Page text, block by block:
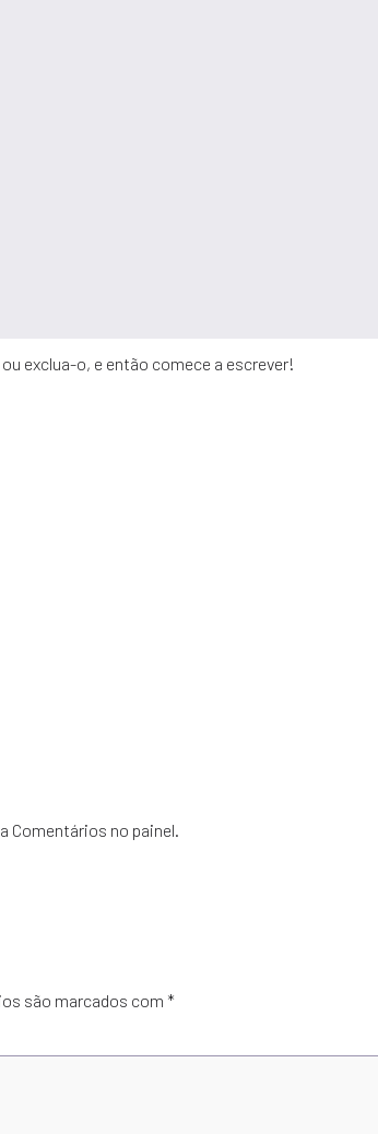
exclua-o, e então comece a escrever!
Comentários no painel.
são marcados com *